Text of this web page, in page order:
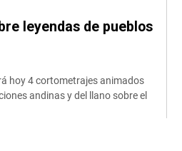
leyendas de pueblos
hoy 4 cortometrajes animados
andinas y del llano sobre el